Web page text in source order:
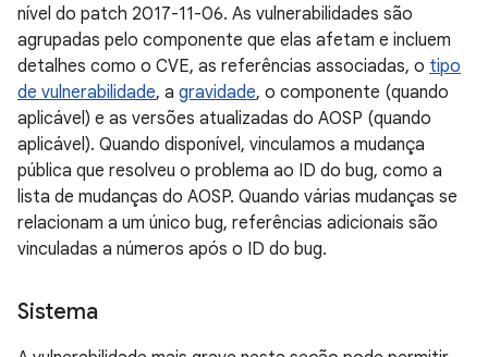
nível do patch 2017-11-06. As vulnerabilidades são
agrupadas pelo componente que elas afetam e incluem
detalhes como o CVE, as referências associadas, o tipo
de vulnerabilidade, a gravidade, o componente (quando
aplicável) e as versões atualizadas do AOSP (quando
aplicável). Quando disponível, vinculamos a mudança
pública que resolveu o problema ao ID do bug, como a
lista de mudanças do AOSP. Quando várias mudanças se
relacionam a um único bug, referências adicionais são
vinculadas a números após o ID do bug.
Sistema